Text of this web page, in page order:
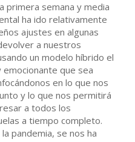
primera semana y media
ha ido relativamente
ajustes en algunas
a nuestros
un modelo híbrido el
que sea
en lo que nos
y lo que nos permitirá
a todos los
a tiempo completo.
pandemia, se nos ha